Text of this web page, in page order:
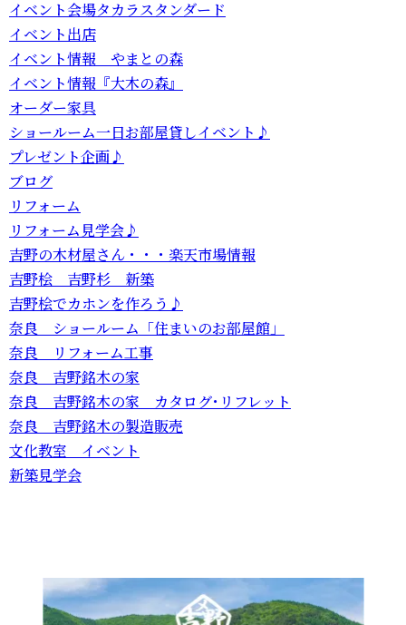
イベント会場タカラスタンダード
イベント出店
イベント情報 やまとの森
イベント情報『大木の森』
オーダー家具
ショールーム一日お部屋貸しイベント♪
プレゼント企画♪
ブログ
リフォーム
リフォーム見学会♪
吉野の木材屋さん・・・楽天市場情報
吉野桧 吉野杉 新築
吉野桧でカホンを作ろう♪
奈良 ショールーム「住まいのお部屋館」
奈良 リフォーム工事
奈良 吉野銘木の家
奈良 吉野銘木の家 カタログ･リフレット
奈良 吉野銘木の製造販売
文化教室 イベント
新築見学会